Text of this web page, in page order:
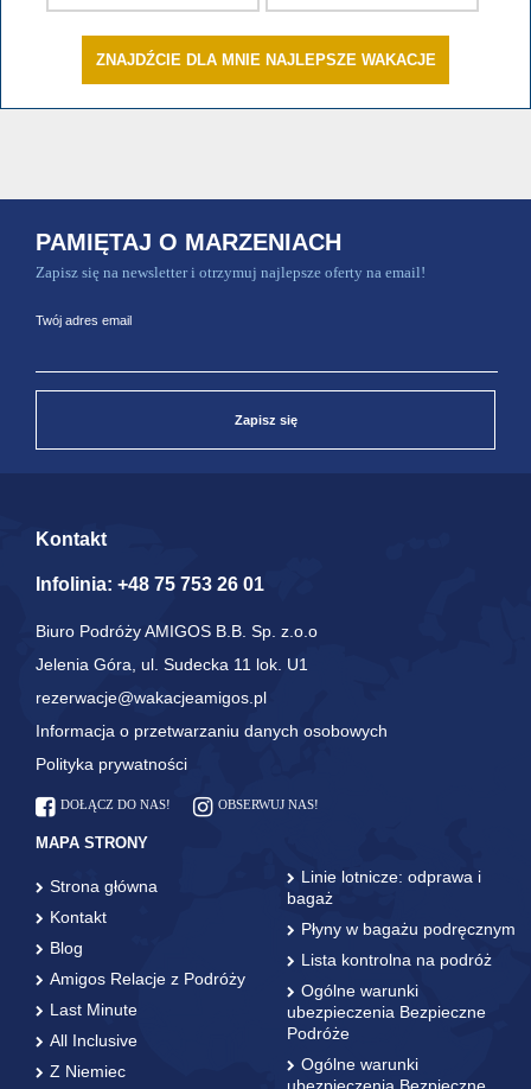
ZNAJDŹCIE DLA MNIE NAJLEPSZE WAKACJE
PAMIĘTAJ O MARZENIACH
Zapisz się na newsletter i otrzymuj najlepsze oferty na email!
Twój adres email
Zapisz się
Kontakt
Infolinia: +48 75 753 26 01
Biuro Podróży AMIGOS B.B. Sp. z.o.o
Jelenia Góra, ul. Sudecka 11 lok. U1
rezerwacje@wakacjeamigos.pl
Informacja o przetwarzaniu danych osobowych
Polityka prywatności
DOŁĄCZ DO NAS! OBSERWUJ NAS!
MAPA STRONY
Strona główna
Kontakt
Blog
Amigos Relacje z Podróży
Last Minute
All Inclusive
Z Niemiec
Linie lotnicze: odprawa i
bagaż
Płyny w bagażu podręcznym
Lista kontrolna na podróż
Ogólne warunki
ubezpieczenia Bezpieczne
Podróże
Ogólne warunki